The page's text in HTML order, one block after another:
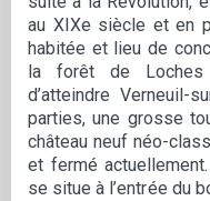
au XIXe siècle et en
habitée et lieu de
la forêt de Loches
d’atteindre Verneuil-
parties, une grosse
château neuf néo-
et fermé
se situe à l’entrée du